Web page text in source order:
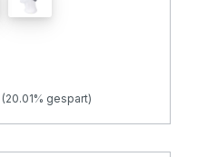
(20.01% gespart)